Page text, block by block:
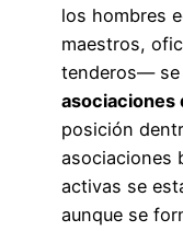
los hombres
maestros,
tenderos— se
asociaciones
posición
asociaciones
activas se
aunque se